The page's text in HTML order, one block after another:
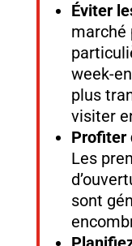
Éviter
marché
week-
plus
visiter
Profiter
Les
sont